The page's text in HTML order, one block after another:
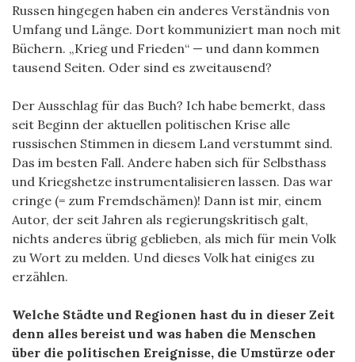
Russen hingegen haben ein anderes Verständnis von
Umfang und Länge. Dort kommuniziert man noch mit
Büchern. „Krieg und Frieden“ — und dann kommen
tausend Seiten. Oder sind es zweitausend?
Der Ausschlag für das Buch? Ich habe bemerkt, dass
seit Beginn der aktuellen politischen Krise alle
russischen Stimmen in diesem Land verstummt sind.
Das im besten Fall. Andere haben sich für Selbsthass
und Kriegshetze instrumentalisieren lassen. Das war
cringe (= zum Fremdschämen)! Dann ist mir, einem
Autor, der seit Jahren als regierungskritisch galt,
nichts anderes übrig geblieben, als mich für mein Volk
zu Wort zu melden. Und dieses Volk hat einiges zu
erzählen.
Welche Städte und Regionen hast du in dieser Zeit
denn alles bereist und was haben die Menschen
über die politischen Ereignisse, die Umstürze oder